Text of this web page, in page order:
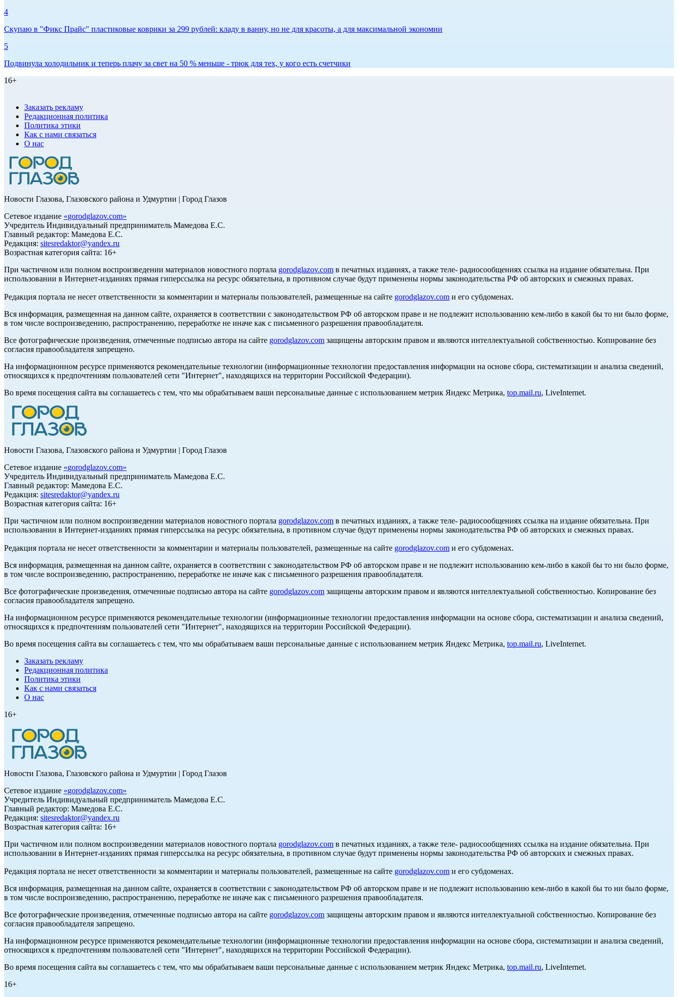
4
Скупаю в "Фикс Прайс" пластиковые коврики за 299 рублей: кладу в ванну, но не для красоты, а для максимальной экономии
5
Подвинула холодильник и теперь плачу за свет на 50 % меньше - трюк для тех, у кого есть счетчики
16+
Заказать рекламу
Редакционная политика
Политика этики
Как с нами связаться
О нас
Новости Глазова, Глазовского района и Удмуртии | Город Глазов
Сетевое издание «gorodglazov.com»
Учредитель Индивидуальный предприниматель Мамедова Е.С.
Главный редактор: Мамедова Е.С.
Редакция: sitesredaktor@yandex.ru
Возрастная категория сайта: 16+
При частичном или полном воспроизведении материалов новостного портала gorodglazov.com в печатных изданиях, а также теле- радиосообщениях ссылка на издание обязательна. При
использовании в Интернет-изданиях прямая гиперссылка на ресурс обязательна, в противном случае будут применены нормы законодательства РФ об авторских и смежных правах.
Редакция портала не несет ответственности за комментарии и материалы пользователей, размещенные на сайте gorodglazov.com и его субдоменах.
Вся информация, размещенная на данном сайте, охраняется в соответствии с законодательством РФ об авторском праве и не подлежит использованию кем-либо в какой бы то ни было форме,
в том числе воспроизведению, распространению, переработке не иначе как с письменного разрешения правообладателя.
Все фотографические произведения, отмеченные подписью автора на сайте gorodglazov.com защищены авторским правом и являются интеллектуальной собственностью. Копирование без
согласия правообладателя запрещено.
На информационном ресурсе применяются рекомендательные технологии (информационные технологии предоставления информации на основе сбора, систематизации и анализа сведений,
относящихся к предпочтениям пользователей сети "Интернет", находящихся на территории Российской Федерации).
Во время посещения сайта вы соглашаетесь с тем, что мы обрабатываем ваши персональные данные с использованием метрик Яндекс Метрика, top.mail.ru, LiveInternet.
Новости Глазова, Глазовского района и Удмуртии | Город Глазов
Сетевое издание «gorodglazov.com»
Учредитель Индивидуальный предприниматель Мамедова Е.С.
Главный редактор: Мамедова Е.С.
Редакция: sitesredaktor@yandex.ru
Возрастная категория сайта: 16+
При частичном или полном воспроизведении материалов новостного портала gorodglazov.com в печатных изданиях, а также теле- радиосообщениях ссылка на издание обязательна. При
использовании в Интернет-изданиях прямая гиперссылка на ресурс обязательна, в противном случае будут применены нормы законодательства РФ об авторских и смежных правах.
Редакция портала не несет ответственности за комментарии и материалы пользователей, размещенные на сайте gorodglazov.com и его субдоменах.
Вся информация, размещенная на данном сайте, охраняется в соответствии с законодательством РФ об авторском праве и не подлежит использованию кем-либо в какой бы то ни было форме,
в том числе воспроизведению, распространению, переработке не иначе как с письменного разрешения правообладателя.
Все фотографические произведения, отмеченные подписью автора на сайте gorodglazov.com защищены авторским правом и являются интеллектуальной собственностью. Копирование без
согласия правообладателя запрещено.
На информационном ресурсе применяются рекомендательные технологии (информационные технологии предоставления информации на основе сбора, систематизации и анализа сведений,
относящихся к предпочтениям пользователей сети "Интернет", находящихся на территории Российской Федерации).
Во время посещения сайта вы соглашаетесь с тем, что мы обрабатываем ваши персональные данные с использованием метрик Яндекс Метрика, top.mail.ru, LiveInternet.
Заказать рекламу
Редакционная политика
Политика этики
Как с нами связаться
О нас
16+
Новости Глазова, Глазовского района и Удмуртии | Город Глазов
Сетевое издание «gorodglazov.com»
Учредитель Индивидуальный предприниматель Мамедова Е.С.
Главный редактор: Мамедова Е.С.
Редакция: sitesredaktor@yandex.ru
Возрастная категория сайта: 16+
При частичном или полном воспроизведении материалов новостного портала gorodglazov.com в печатных изданиях, а также теле- радиосообщениях ссылка на издание обязательна. При
использовании в Интернет-изданиях прямая гиперссылка на ресурс обязательна, в противном случае будут применены нормы законодательства РФ об авторских и смежных правах.
Редакция портала не несет ответственности за комментарии и материалы пользователей, размещенные на сайте gorodglazov.com и его субдоменах.
Вся информация, размещенная на данном сайте, охраняется в соответствии с законодательством РФ об авторском праве и не подлежит использованию кем-либо в какой бы то ни было форме,
в том числе воспроизведению, распространению, переработке не иначе как с письменного разрешения правообладателя.
Все фотографические произведения, отмеченные подписью автора на сайте gorodglazov.com защищены авторским правом и являются интеллектуальной собственностью. Копирование без
согласия правообладателя запрещено.
На информационном ресурсе применяются рекомендательные технологии (информационные технологии предоставления информации на основе сбора, систематизации и анализа сведений,
относящихся к предпочтениям пользователей сети "Интернет", находящихся на территории Российской Федерации).
Во время посещения сайта вы соглашаетесь с тем, что мы обрабатываем ваши персональные данные с использованием метрик Яндекс Метрика, top.mail.ru, LiveInternet.
16+